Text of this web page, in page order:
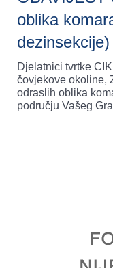
oblika
dezinsekcije)
Djelatnici tvrtke
čovjekove okoline,
odraslih oblika